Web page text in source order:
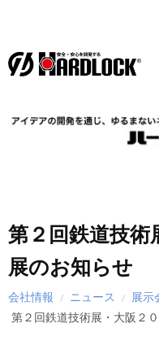
第２回鉄道技
展のお知らせ
会社情報 ニュース
展示
第２回鉄道技術展・大阪２